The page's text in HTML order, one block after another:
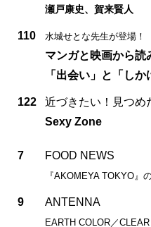
瀬戸康史、賀来賢人
110 水城せとな先生が登場！
マンガと映画から読
「出会い」と「しか
122
近づきたい！見つめ
Sexy Zone
7 FOOD NEWS
『AKOMEYA TOKYO』
9 ANTENNA
EARTH COLOR／